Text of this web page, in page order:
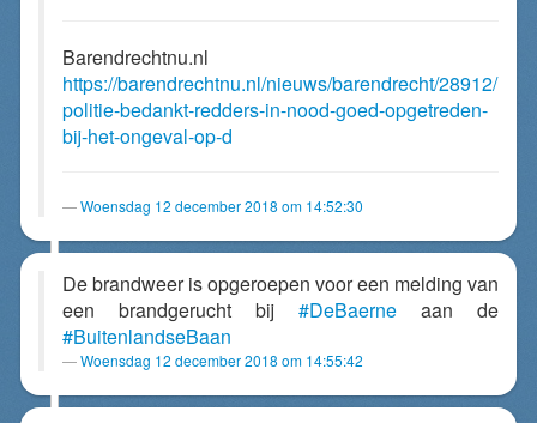
Barendrechtnu.nl
https://barendrechtnu.nl/nieuws/barendrecht/28912/
politie-bedankt-redders-in-nood-goed-opgetreden-
bij-het-ongeval-op-d
Woensdag 12 december 2018 om 14:52:30
De brandweer is opgeroepen voor een melding van
een brandgerucht bij #DeBaerne aan de
#BuitenlandseBaan
Woensdag 12 december 2018 om 14:55:42